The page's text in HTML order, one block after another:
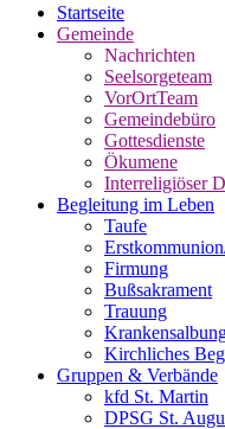
Startseite
Gemeinde
Nachrichten
Seelsorgeteam
VorOrtTeam
Gemeindebüro
Gottesdienste
Ökumene
Interreligiöser
Begleitung im Leben
Taufe
Firmung
Bußsakrament
Trauung
Kirchliches
Gruppen & Verbände
kfd St. Martin
DPSG St.